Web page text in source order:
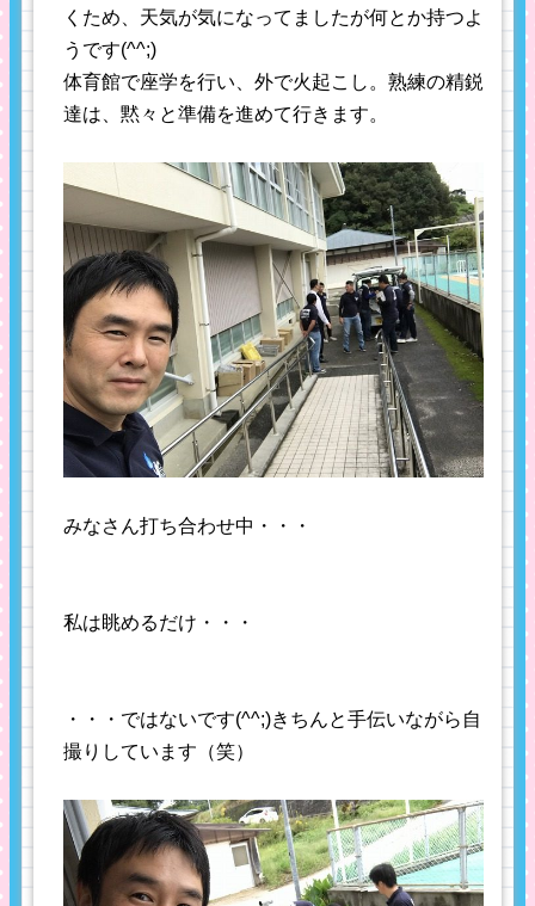
くため、天気が気になってましたが何とか持つよ
うです(^^;)
体育館で座学を行い、外で火起こし。熟練の精鋭
達は、黙々と準備を進めて行きます。
みなさん打ち合わせ中・・・
私は眺めるだけ・・・
・・・ではないです(^^;)きちんと手伝いながら自
撮りしています（笑）